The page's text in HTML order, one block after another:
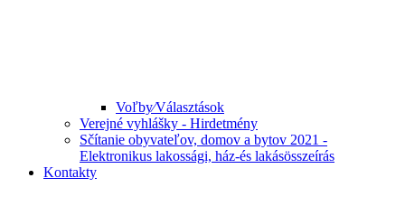
Voľby⁄Választások
Verejné vyhlášky - Hirdetmény
Sčítanie obyvateľov, domov a bytov 2021 -
Elektronikus lakossági, ház-és lakásösszeírás
Kontakty